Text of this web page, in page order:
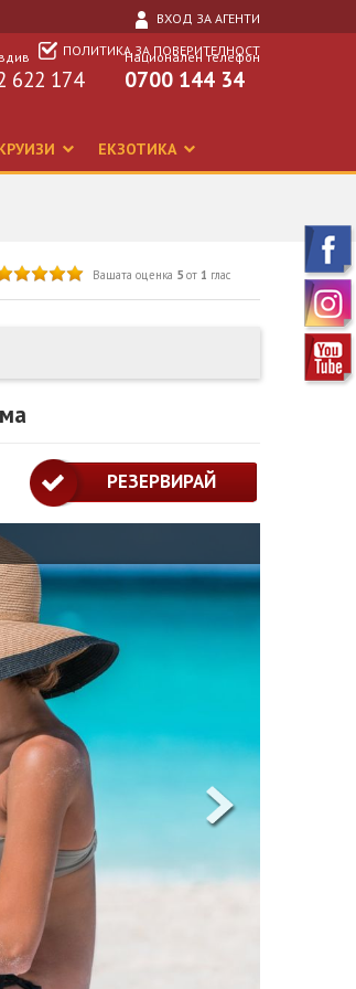
ВХОД ЗА АГЕНТИ
ПОЛИТИКА ЗА ПОВЕРИТЕЛНОСТ
Национален телефон
0700 144 34
622 174
ЕКЗОТИКА
Вашата оценка 5 от 1 глас
РЕЗЕРВИРАЙ